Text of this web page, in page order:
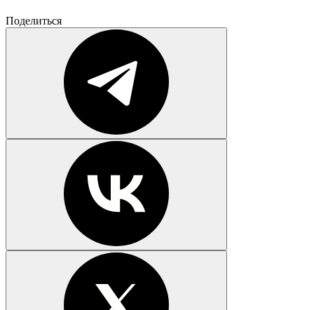
Поделиться